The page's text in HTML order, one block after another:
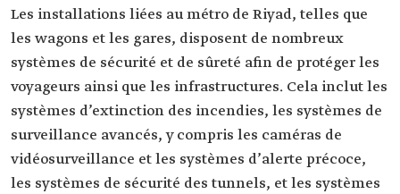
Les installations liées au métro de Riyad, telles que
les wagons et les gares, disposent de nombreux
systèmes de sécurité et de sûreté afin de protéger les
voyageurs ainsi que les infrastructures. Cela inclut les
systèmes d’extinction des incendies, les systèmes de
surveillance avancés, y compris les caméras de
vidéosurveillance et les systèmes d’alerte précoce,
les systèmes de sécurité des tunnels, et les systèmes